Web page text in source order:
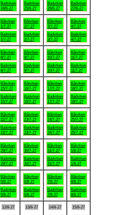
Badviken
24/6-27
Badviken
25/6-27
Badviken
26/6-27
Badviken
27/6-27
Båtviken
1/7-27
Badviken
1/7-27
Båtviken
2/7-27
Badviken
2/7-27
Båtviken
3/7-27
Badviken
3/7-27
Båtviken
4/7-27
Badviken
4/7-27
Båtviken
8/7-27
Badviken
8/7-27
Båtviken
9/7-27
Badviken
9/7-27
Båtviken
10/7-27
Badviken
10/7-27
Båtviken
11/7-27
Badviken
11/7-27
Båtviken
15/7-27
Badviken
15/7-27
Båtviken
16/7-27
Badviken
16/7-27
Båtviken
17/7-27
Badviken
17/7-27
Båtviken
18/7-27
Badviken
18/7-27
Båtviken
22/7-27
Badviken
22/7-27
Båtviken
23/7-27
Badviken
23/7-27
Båtviken
24/7-27
Badviken
24/7-27
Båtviken
25/7-27
Badviken
25/7-27
Båtviken
29/7-27
Badviken
29/7-27
Båtviken
30/7-27
Badviken
30/7-27
Båtviken
31/7-27
Badviken
31/7-27
Båtviken
1/8-27
Badviken
1/8-27
Båtviken
5/8-27
Badviken
5/8-27
Båtviken
6/8-27
Badviken
6/8-27
Båtviken
7/8-27
Badviken
7/8-27
Båtviken
8/8-27
Badviken
8/8-27
12/8-27 13/8-27 14/8-27 15/8-27